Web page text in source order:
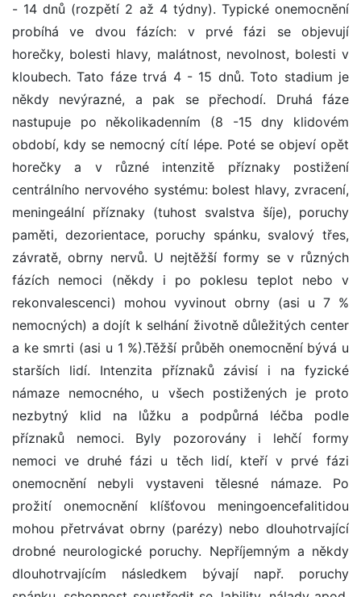
- 14 dnů (rozpětí 2 až 4 týdny). Typické onemocnění
probíhá ve dvou fázích: v prvé fázi se objevují
horečky, bolesti hlavy, malátnost, nevolnost, bolesti v
kloubech. Tato fáze trvá 4 - 15 dnů. Toto stadium je
někdy nevýrazné, a pak se přechodí. Druhá fáze
nastupuje po několikadenním (8 -15 dny klidovém
období, kdy se nemocný cítí lépe. Poté se objeví opět
horečky a v různé intenzitě příznaky postižení
centrálního nervového systému: bolest hlavy, zvracení,
meningeální příznaky (tuhost svalstva šíje), poruchy
paměti, dezorientace, poruchy spánku, svalový třes,
závratě, obrny nervů. U nejtěžší formy se v různých
fázích nemoci (někdy i po poklesu teplot nebo v
rekonvalescenci) mohou vyvinout obrny (asi u 7 %
nemocných) a dojít k selhání životně důležitých center
a ke smrti (asi u 1 %).Těžší průběh onemocnění bývá u
starších lidí. Intenzita příznaků závisí i na fyzické
námaze nemocného, u všech postižených je proto
nezbytný klid na lůžku a podpůrná léčba podle
příznaků nemoci. Byly pozorovány i lehčí formy
nemoci ve druhé fázi u těch lidí, kteří v prvé fázi
onemocnění nebyli vystaveni tělesné námaze. Po
prožití onemocnění klíšťovou meningoencefalitidou
mohou přetrvávat obrny (parézy) nebo dlouhotrvající
drobné neurologické poruchy. Nepříjemným a někdy
dlouhotrvajícím následkem bývají např. poruchy